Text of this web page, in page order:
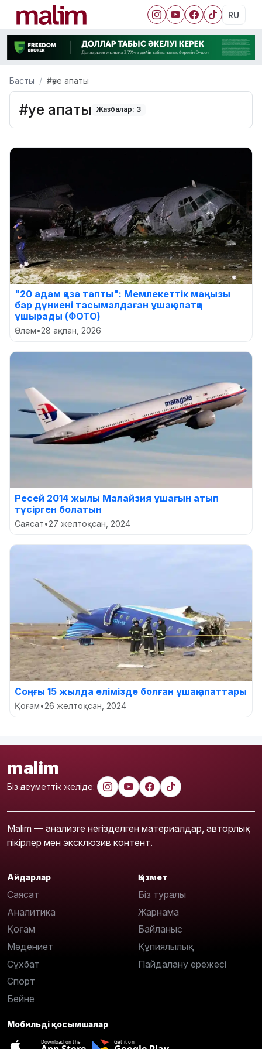
RU
Басты #әуе апаты
#әуе апаты Жазбалар: 3
"20 адам қаза тапты": Мемлекеттік маңызы
бар дүниені тасымалдаған ұшақ апатқа
ұшырады (ФОТО)
Әлем•28 ақпан, 2026
Ресей 2014 жылы Малайзия ұшағын атып
түсірген болатын
Саясат•27 желтоқсан, 2024
Соңғы 15 жылда елімізде болған ұшақ апаттары
Қоғам•26 желтоқсан, 2024
malim
Біз әлеуметтік желіде:
Malim — анализге негізделген материалдар, авторлық
пікірлер мен эксклюзив контент.
Айдарлар
Саясат
Аналитика
Қоғам
Мәдениет
Сұхбат
Спорт
Бейне
Қызмет
Біз туралы
Жарнама
Байланыс
Құпиялылық
Пайдалану ережесі
Мобильді қосымшалар
Download on the Get it on